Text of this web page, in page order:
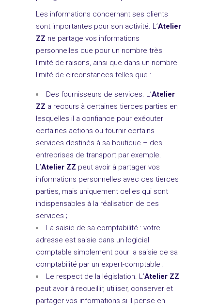
Les informations concernant ses clients
sont importantes pour son activité. L’Atelier
ZZ ne partage vos informations
personnelles que pour un nombre très
limité de raisons, ainsi que dans un nombre
limité de circonstances telles que :
Des fournisseurs de services. L’Atelier
ZZ a recours à certaines tierces parties en
lesquelles il a confiance pour exécuter
certaines actions ou fournir certains
services destinés à sa boutique – des
entreprises de transport par exemple.
L’Atelier ZZ peut avoir à partager vos
informations personnelles avec ces tierces
parties, mais uniquement celles qui sont
indispensables à la réalisation de ces
services ;
La saisie de sa comptabilité : votre
adresse est saisie dans un logiciel
comptable simplement pour la saisie de sa
comptabilité par un expert-comptable ;
Le respect de la législation. L’Atelier ZZ
peut avoir à recueillir, utiliser, conserver et
partager vos informations si il pense en